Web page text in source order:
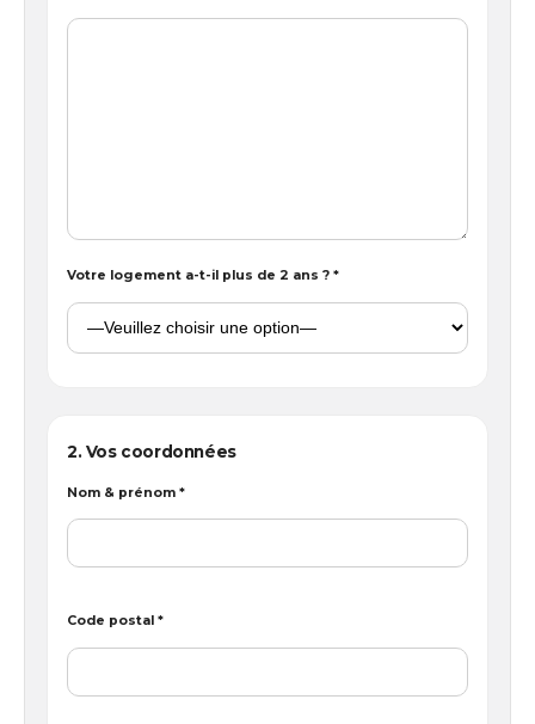
Votre logement a-t-il plus de 2 ans ? *
2. Vos coordonnées
Nom & prénom *
Code postal *